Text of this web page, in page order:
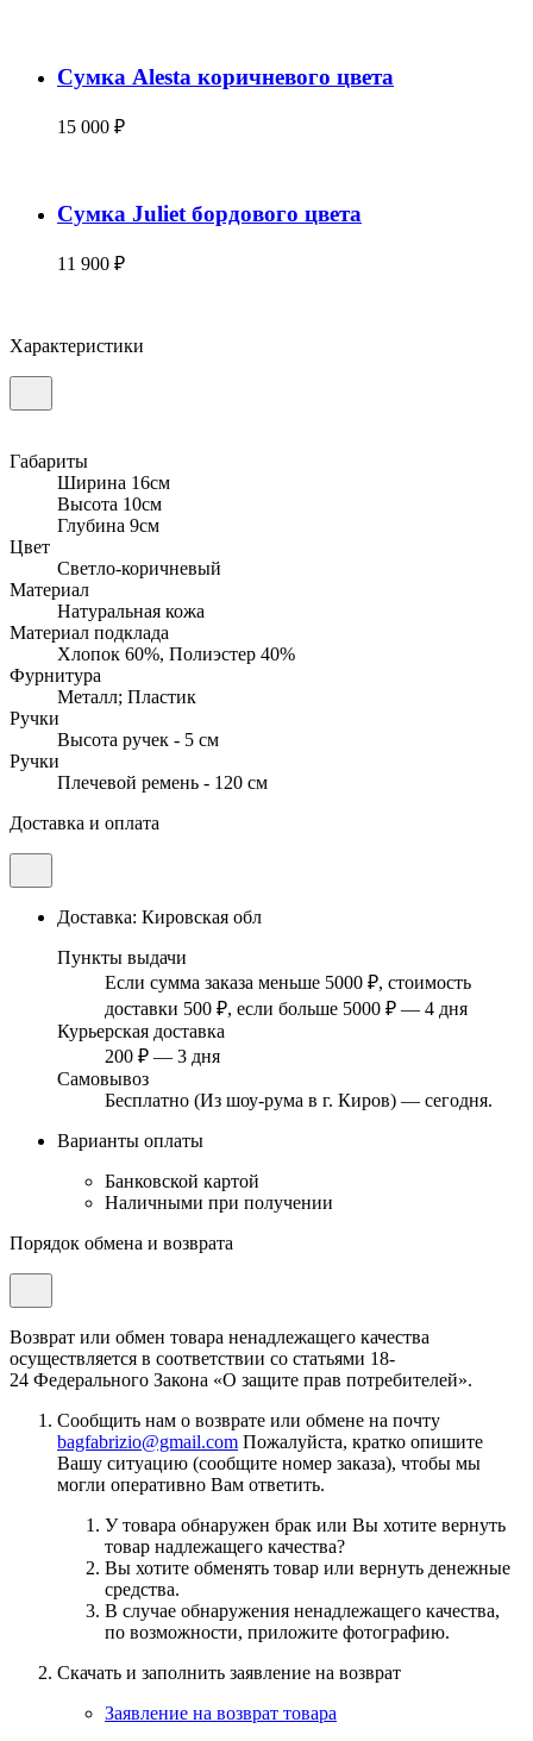
Сумка Alesta коричневого цвета
15 000 ₽
Сумка Juliet бордового цвета
11 900 ₽
Характеристики
Габариты
Ширина 16см
Высота 10см
Глубина 9см
Цвет
Светло-коричневый
Материал
Натуральная кожа
Материал подклада
Хлопок 60%, Полиэстер 40%
Фурнитура
Металл; Пластик
Ручки
Высота ручек - 5 см
Ручки
Плечевой ремень - 120 см
Доставка и оплата
Доставка: Кировская обл
Пункты выдачи
Если сумма заказа меньше 5000 ₽, стоимость
доставки 500 ₽, если больше 5000 ₽ — 4 дня
Курьерская доставка
200 ₽ — 3 дня
Самовывоз
Бесплатно (Из шоу-рума в г. Киров) — сегодня.
Варианты оплаты
Банковской картой
Наличными при получении
Порядок обмена и возврата
Возврат или обмен товара ненадлежащего качества
осуществляется в соответствии со статьями 18-
24 Федерального Закона «О защите прав потребителей».
Сообщить нам о возврате или обмене на почту
bagfabrizio@gmail.com Пожалуйста, кратко опишите
Вашу ситуацию (сообщите номер заказа), чтобы мы
могли оперативно Вам ответить.
У товара обнаружен брак или Вы хотите вернуть
товар надлежащего качества?
Вы хотите обменять товар или вернуть денежные
средства.
В случае обнаружения ненадлежащего качества,
по возможности, приложите фотографию.
Скачать и заполнить заявление на возврат
Заявление на возврат товара